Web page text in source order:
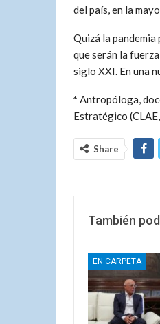
del país, en la
Quizá la
que serán la
siglo XXI. En una
* Antropóloga,
Estratégico (CLAE,
Share
También
EN CARPETA